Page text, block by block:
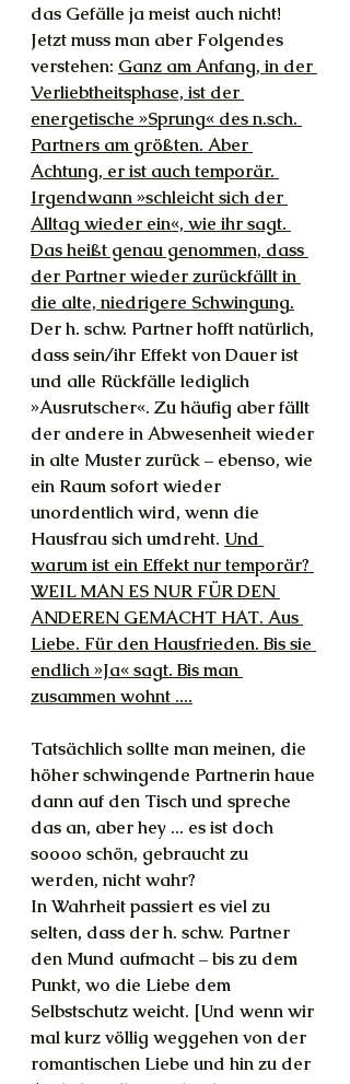
das Gefälle ja meist auch nicht!
Jetzt muss man aber Folgendes
verstehen: Ganz am Anfang, in der
Verliebtheitsphase, ist der
energetische »Sprung« des n.sch.
Partners am größten. Aber
Achtung, er ist auch temporär.
Irgendwann »schleicht sich der
Alltag wieder ein«, wie ihr sagt.
Das heißt genau genommen, dass
der Partner wieder zurückfällt in
die alte, niedrigere Schwingung.
Der h. schw. Partner hofft natürlich,
dass sein/ihr Effekt von Dauer ist
und alle Rückfälle lediglich
»Ausrutscher«. Zu häufig aber fällt
der andere in Abwesenheit wieder
in alte Muster zurück – ebenso, wie
ein Raum sofort wieder
unordentlich wird, wenn die
Hausfrau sich umdreht. Und
warum ist ein Effekt nur temporär?
WEIL MAN ES NUR FÜR DEN
ANDEREN GEMACHT HAT. Aus
Liebe. Für den Hausfrieden. Bis sie
endlich »Ja« sagt. Bis man
zusammen wohnt ....
Tatsächlich sollte man meinen, die
höher schwingende Partnerin haue
dann auf den Tisch und spreche
das an, aber hey ... es ist doch
soooo schön, gebraucht zu
werden, nicht wahr?
In Wahrheit passiert es viel zu
selten, dass der h. schw. Partner
den Mund aufmacht – bis zu dem
Punkt, wo die Liebe dem
Selbstschutz weicht. [Und wenn wir
mal kurz völlig weggehen von der
romantischen Liebe und hin zu der